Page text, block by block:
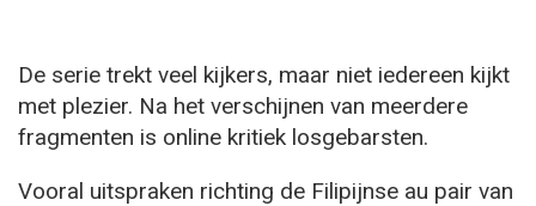
De serie trekt veel kijkers, maar niet iedereen kijkt
met plezier. Na het verschijnen van meerdere
fragmenten is online kritiek losgebarsten.
Vooral uitspraken richting de Filipijnse au pair van